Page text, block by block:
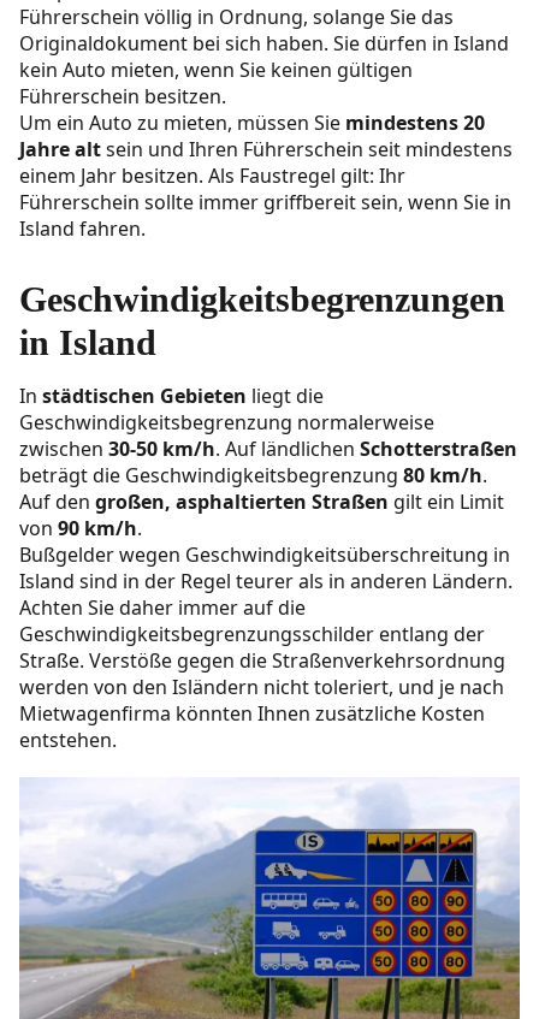
Führerschein völlig in Ordnung, solange Sie das
Originaldokument bei sich haben. Sie dürfen in Island
kein Auto mieten, wenn Sie keinen gültigen
Führerschein besitzen.
Um ein Auto zu mieten, müssen Sie mindestens 20
Jahre altsein und Ihren Führerschein seit mindestens
einem Jahr besitzen. Als Faustregel gilt: Ihr
Führerschein sollte immer griffbereit sein, wenn Sie in
Island fahren.
Geschwindigkeitsbegrenzungen
in Island
In städtischen Gebieten liegt die
Geschwindigkeitsbegrenzung normalerweise
zwischen 30-50 km/h. Auf ländlichen Schotterstraßen
beträgt die Geschwindigkeitsbegrenzung 80 km/h.
Auf den großen, asphaltierten Straßen gilt ein Limit
von 90 km/h.
Bußgelder wegen Geschwindigkeitsüberschreitung in
Island sind in der Regel teurer als in anderen Ländern.
Achten Sie daher immer auf die
Geschwindigkeitsbegrenzungsschilder entlang der
Straße. Verstöße gegen die Straßenverkehrsordnung
werden von den Isländern nicht toleriert, und je nach
Mietwagenfirma könnten Ihnen zusätzliche Kosten
entstehen.